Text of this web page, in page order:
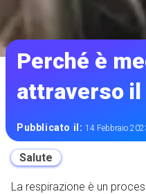
Perché è
attraverso il
Pubblicato il:14 Febbraio
Salute
La respirazione è un